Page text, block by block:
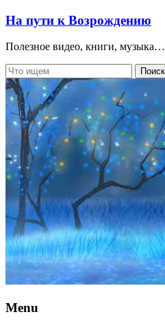
На пути к Возрождению
Полезное видео, книги, музыка…
Menu